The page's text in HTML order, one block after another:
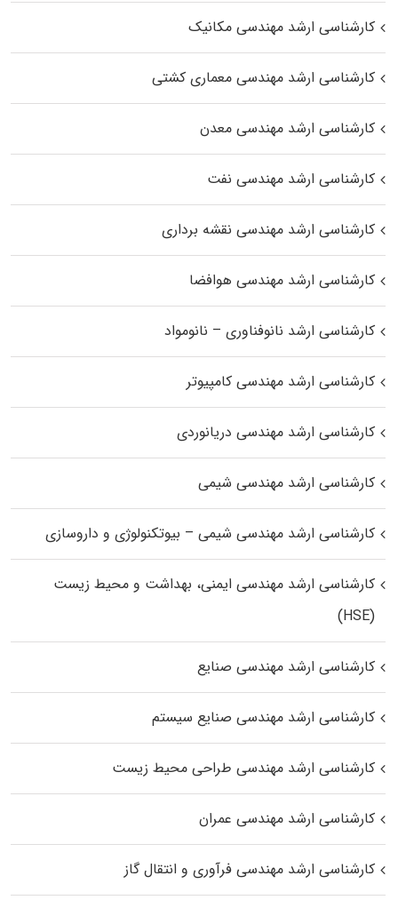
کارشناسی ارشد مهندسی مکانیک
کارشناسی ارشد مهندسی معماری کشتی
کارشناسی ارشد مهندسی معدن
کارشناسی ارشد مهندسی نفت
کارشناسی ارشد مهندسی نقشه برداری
کارشناسی ارشد مهندسی هوافضا
کارشناسی ارشد نانوفناوری – نانومواد
کارشناسی ارشد مهندسی کامپیوتر
کارشناسی ارشد مهندسی دریانوردی
کارشناسی ارشد مهندسی شیمی
کارشناسی ارشد مهندسی شیمی – بیوتکنولوژی و داروسازی
کارشناسی ارشد مهندسی ایمنی، بهداشت و محیط زیست
(HSE)
کارشناسی ارشد مهندسی صنایع
کارشناسی ارشد مهندسی صنایع سیستم
کارشناسی ارشد مهندسی طراحی محیط زیست
کارشناسی ارشد مهندسی عمران
کارشناسی ارشد مهندسی فرآوری و انتقال گاز